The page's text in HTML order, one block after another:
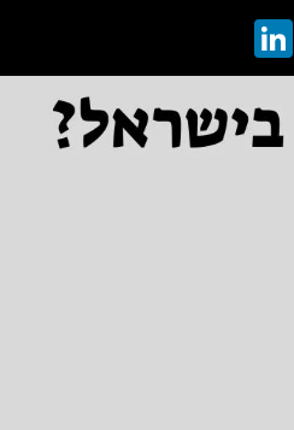
Facebook